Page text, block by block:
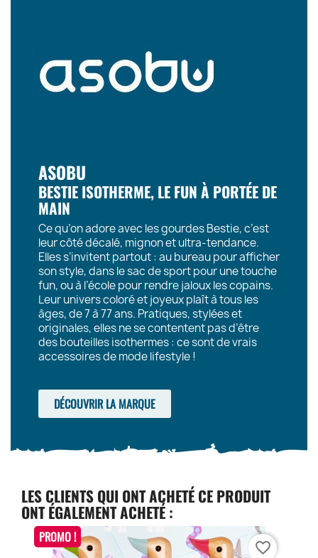
ASOBU
BESTIE ISOTHERME, LE FUN À PORTÉE DE
MAIN
Ce qu’on adore avec les gourdes Bestie, c’est
leur côté décalé, mignon et ultra-tendance.
Elles s’invitent partout : au bureau pour afficher
son style, dans le sac de sport pour une touche
fun, ou à l’école pour rendre jaloux les copains.
Leur univers coloré et joyeux plaît à tous les
âges, de 7 à 77 ans. Pratiques, stylées et
originales, elles ne se contentent pas d’être
des bouteilles isothermes : ce sont de vrais
accessoires de mode lifestyle !
DÉCOUVRIR LA MARQUE
LES CLIENTS QUI ONT ACHETÉ CE PRODUIT
ONT ÉGALEMENT ACHETÉ :
PROMO !
favorite_border